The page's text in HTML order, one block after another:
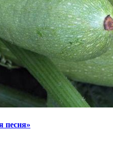
песня»